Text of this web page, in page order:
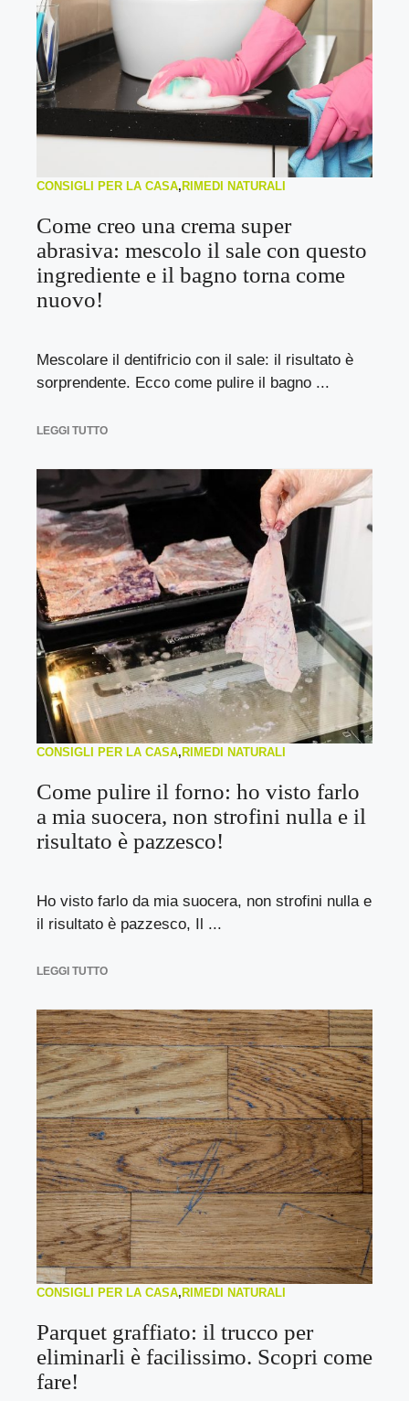
CONSIGLI PER LA CASA, RIMEDI NATURALI
Come creo una crema super
abrasiva: mescolo il sale con questo
ingrediente e il bagno torna come
nuovo!
Mescolare il dentifricio con il sale: il risultato è
sorprendente. Ecco come pulire il bagno ...
LEGGI TUTTO
CONSIGLI PER LA CASA,RIMEDI NATURALI
Come pulire il forno: ho visto farlo
a mia suocera, non strofini nulla e il
risultato è pazzesco!
Ho visto farlo da mia suocera, non strofini nulla e
il risultato è pazzesco, Il ...
LEGGI TUTTO
CONSIGLI PER LA CASA, RIMEDI NATURALI
Parquet graffiato: il trucco per
eliminarli è facilissimo. Scopri come
fare!